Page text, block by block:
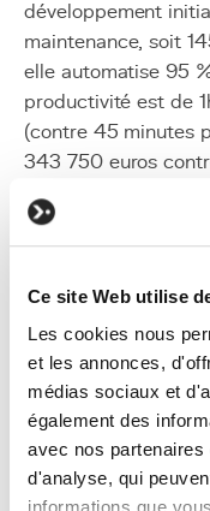
Ce site Web utilise
Les cookies nous
et les annonces,
médias sociaux et
également des
avec nos
d'analyse, qui
développement
maintenance, soit
elle automatise 95
productivité est de
(contre 45 minutes
343 750 euros
réduction des
ROI sur 5 ans du
contre 1 470 %
ajusté au risque à
Mise en
Cartographier
précisément
les temps